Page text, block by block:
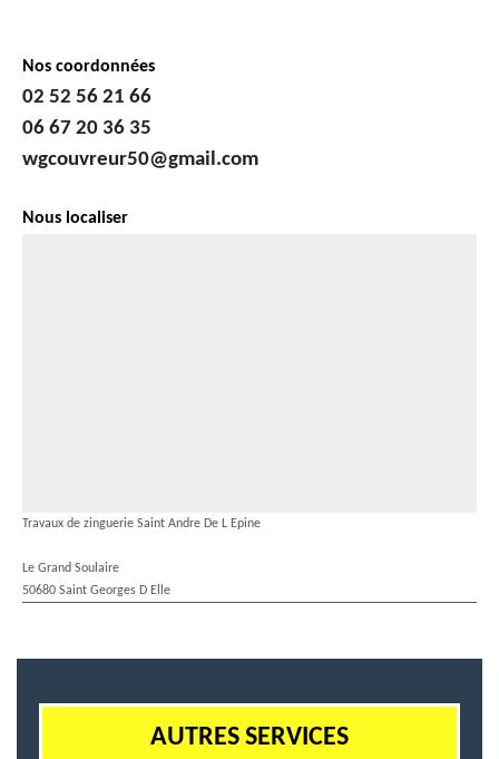
Nos coordonnées
02 52 56 21 66
06 67 20 36 35
wgcouvreur50@gmail.com
Nous localiser
Travaux de zinguerie Saint Andre De L Epine
Le Grand Soulaire
50680 Saint Georges D Elle
AUTRES SERVICES